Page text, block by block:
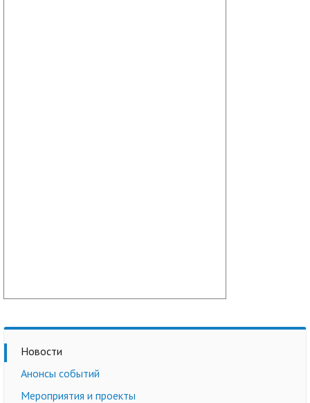
Новости
Анонсы событий
Мероприятия и проекты